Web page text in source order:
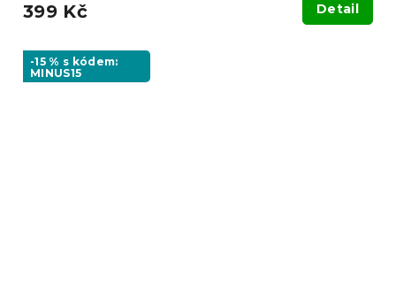
399 Kč Detail
-15 % s kódem:
MINUS15